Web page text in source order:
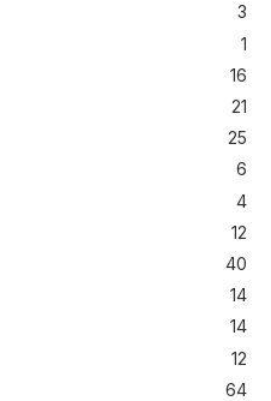
3
1
16
21
25
6
4
12
40
14
14
12
64